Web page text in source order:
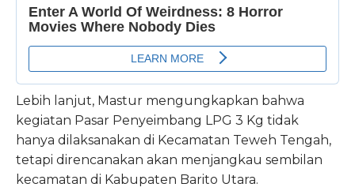
Lebih lanjut, Mastur mengungkapkan bahwa
kegiatan Pasar Penyeimbang LPG 3 Kg tidak
hanya dilaksanakan di Kecamatan Teweh Tengah,
tetapi direncanakan akan menjangkau sembilan
kecamatan di Kabupaten Barito Utara.